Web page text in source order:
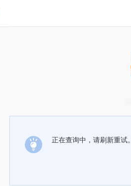
正在查询中，请刷新重试。